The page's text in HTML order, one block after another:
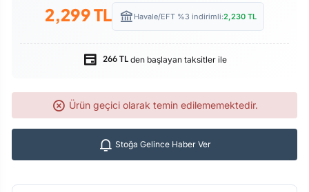
2,299TL Havale/EFT %3 indirimli:2,230 TL
266 TLden başlayan taksitler ile
Ürün geçici olarak temin edilememektedir.
Stoğa Gelince Haber Ver